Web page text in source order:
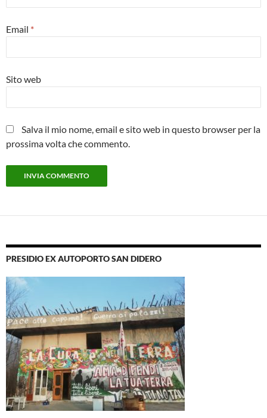
Email *
Sito web
Salva il mio nome, email e sito web in questo browser per la
prossima volta che commento.
PRESIDIO EX AUTOPORTO SAN DIDERO